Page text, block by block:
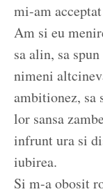
mi-am
Am si eu
sa alin, sa
nimeni
ambitionez, sa
lor sansa
infrunt ura si
iubirea.
Si m-a obosit